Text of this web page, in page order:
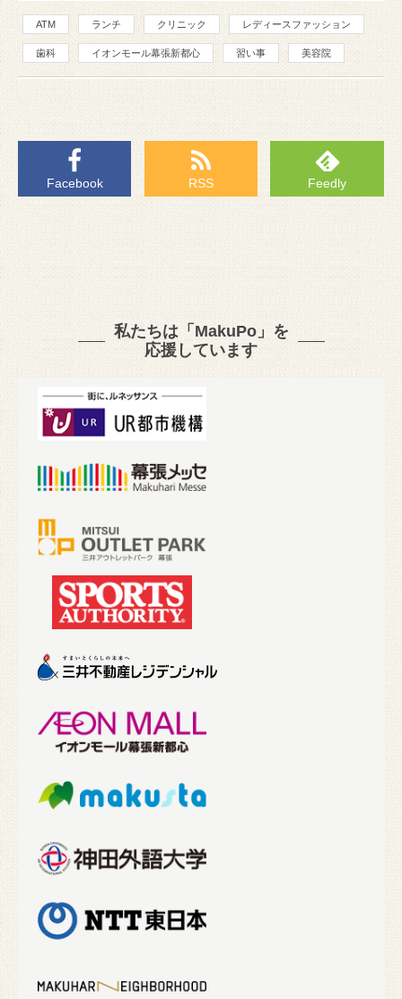
ATM ランチ クリニック レディースファッション
歯科 イオンモール幕張新都心 習い事 美容院
Facebook RSS Feedly
私たちは「MakuPo」を
応援しています